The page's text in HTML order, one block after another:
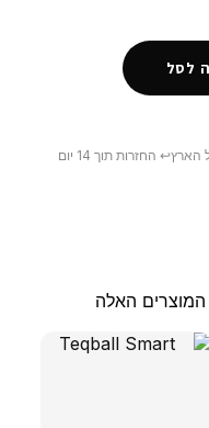
לסל
הארץ↩️ החזרות תוך 14 יום
האלה